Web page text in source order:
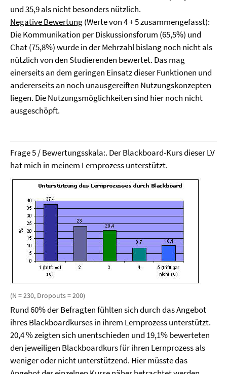
und 35,9 als nicht besonders nützlich.
Negative Bewertung(Werte von 4 + 5 zusammengefasst):
Die Kommunikation per Diskussionsforum (65,5%) und
Chat (75,8%) wurde in der Mehrzahl bislang noch nicht als
nützlich von den Studierenden bewertet. Das mag
einerseits an dem geringen Einsatz dieser Funktionen und
andererseits an noch unausgereiften Nutzungskonzepten
liegen. Die Nutzungsmöglichkeiten sind hier noch nicht
ausgeschöpft.
Frage 5 / Bewertungsskala:. Der Blackboard-Kurs dieser LV
hat mich in meinem Lernprozess unterstützt.
(N = 230, Dropouts = 200)
Rund 60% der Befragten fühlten sich durch das Angebot
ihres Blackboardkurses in ihrem Lernprozess unterstützt.
20,4 % zeigten sich unentschieden und 19,1% bewerteten
den jeweiligen Blackboardkurs für ihren Lernprozess als
weniger oder nicht unterstützend. Hier müsste das